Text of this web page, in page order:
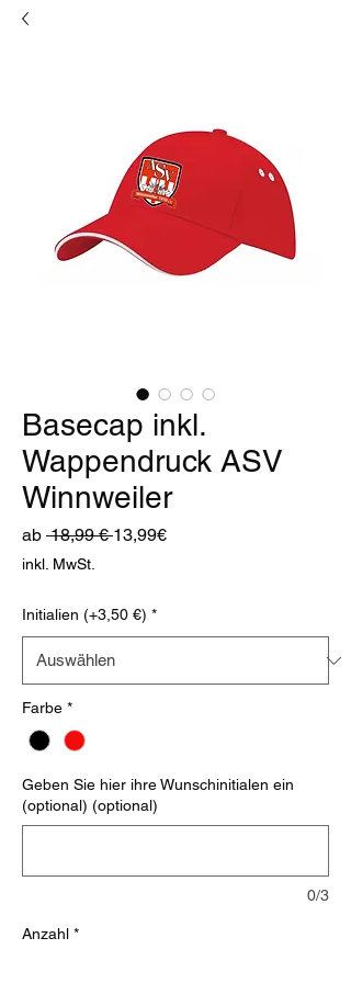
Basecap inkl.
Wappendruck ASV
Winnweiler
ab 18,99 € Standardpreis
13,99€Sale-
inkl. MwSt.
Initialien (+3,50 €) *
Farbe *
Geben Sie hier ihre Wunschinitialen ein
(optional) (optional)
0/3
Anzahl *